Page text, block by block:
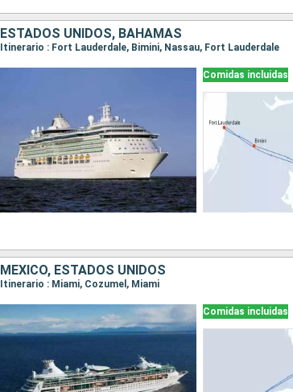
ESTADOS UNIDOS, BAHAMAS
Itinerario : Fort Lauderdale, Bimini, Nassau, Fort Lauderdale
Comidas incluidas
MÉXICO, ESTADOS UNIDOS
Itinerario : Miami, Cozumel, Miami
Comidas incluidas